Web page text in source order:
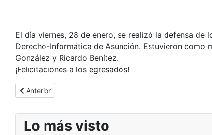
El día viernes, 28 de enero, se realizó la defensa de
Derecho-Informática de Asunción. Estuvieron como
González y Ricardo Benítez.
¡Felicitaciones a los egresados!
Artículo anterior: Ceremonia de Graduación de Maestría y
Anterior
Lo más visto